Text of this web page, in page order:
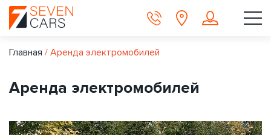
Главная / Аренда электромобилей
Аренда электромобилей